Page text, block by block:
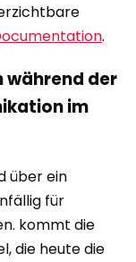
.
während der
im
über ein
für
kommt die
die heute die